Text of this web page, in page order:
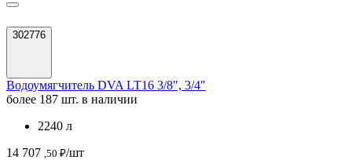
302776
Водоумягчитель DVA LT16 3/8", 3/4"
более 187 шт. в наличии
2240 л
14 707 ,50 ₽/шт